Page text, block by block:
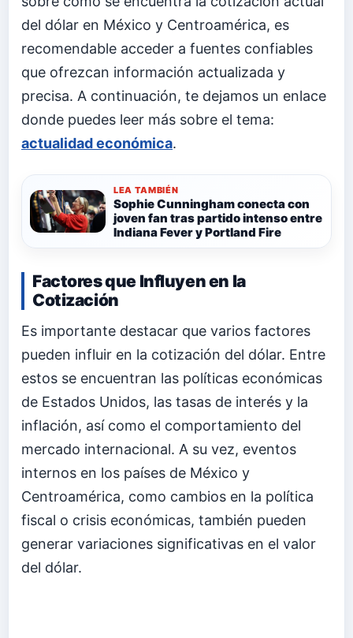
del dólar en México y Centroamérica, es
recomendable acceder a fuentes confiables
que ofrezcan información actualizada y
precisa. A continuación, te dejamos un enlace
donde puedes leer más sobre el tema:
actualidad económica.
LEA TAMBIÉN
Sophie Cunningham conecta con
joven fan tras partido intenso entre
Indiana Fever y Portland Fire
Factores que Influyen en la
Cotización
Es importante destacar que varios factores
pueden influir en la cotización del dólar. Entre
estos se encuentran las políticas económicas
de Estados Unidos, las tasas de interés y la
inflación, así como el comportamiento del
mercado internacional. A su vez, eventos
internos en los países de México y
Centroamérica, como cambios en la política
fiscal o crisis económicas, también pueden
generar variaciones significativas en el valor
del dólar.